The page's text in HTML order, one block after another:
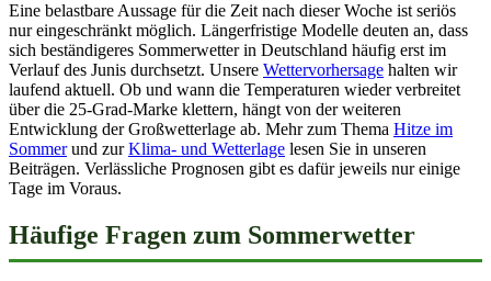
Eine belastbare Aussage für die Zeit nach dieser Woche ist seriös
nur eingeschränkt möglich. Längerfristige Modelle deuten an, dass
sich beständigeres Sommerwetter in Deutschland häufig erst im
Verlauf des Junis durchsetzt. Unsere Wettervorhersage halten wir
laufend aktuell. Ob und wann die Temperaturen wieder verbreitet
über die 25-Grad-Marke klettern, hängt von der weiteren
Entwicklung der Großwetterlage ab. Mehr zum Thema Hitze im
Sommerund zurKlima- und Wetterlage lesen Sie in unseren
Beiträgen. Verlässliche Prognosen gibt es dafür jeweils nur einige
Tage im Voraus.
Häufige Fragen zum Sommerwetter